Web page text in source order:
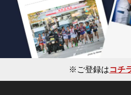
※ご登録はコチ